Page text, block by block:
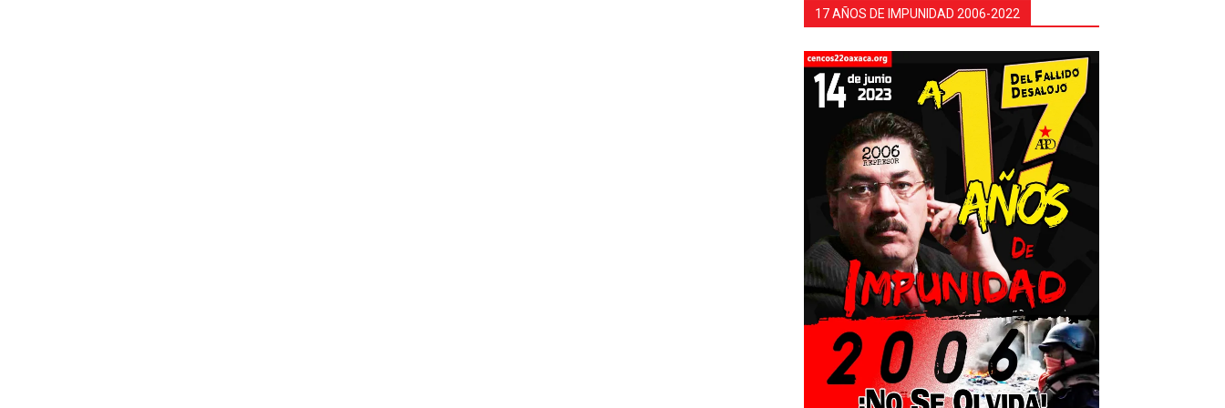
17 AÑOS DE IMPUNIDAD 2006-2022